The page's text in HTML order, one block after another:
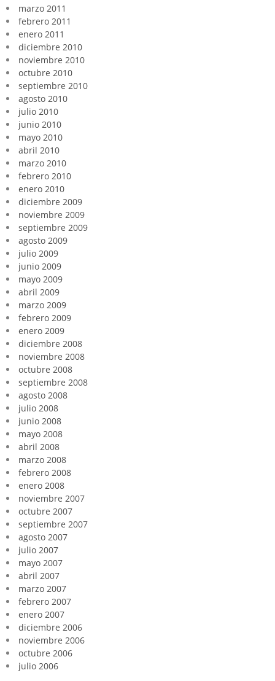
marzo 2011
febrero 2011
enero 2011
diciembre 2010
noviembre 2010
octubre 2010
septiembre 2010
agosto 2010
julio 2010
junio 2010
mayo 2010
abril 2010
marzo 2010
febrero 2010
enero 2010
diciembre 2009
noviembre 2009
septiembre 2009
agosto 2009
julio 2009
junio 2009
mayo 2009
abril 2009
marzo 2009
febrero 2009
enero 2009
diciembre 2008
noviembre 2008
octubre 2008
septiembre 2008
agosto 2008
julio 2008
junio 2008
mayo 2008
abril 2008
marzo 2008
febrero 2008
enero 2008
noviembre 2007
octubre 2007
septiembre 2007
agosto 2007
julio 2007
mayo 2007
abril 2007
marzo 2007
febrero 2007
enero 2007
diciembre 2006
noviembre 2006
octubre 2006
julio 2006